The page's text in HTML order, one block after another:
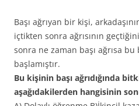
Başı ağrıyan bir kişi,
içtikten sonra ağrısının
sonra ne zaman başı ağrısa
başlamıştır.
Bu kişinin başı ağrıdığında
aşağıdakilerden hangisinin